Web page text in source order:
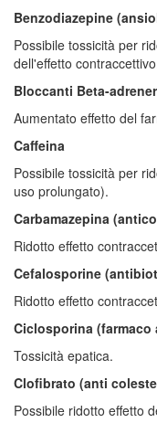
Benzodiazepine
Possibile tossicità per
dell'effetto
Bloccanti Beta-
Aumentato effetto del
Caffeina
Possibile tossicità per
uso prolungato).
Carbamazepina
Ridotto effetto
Cefalosporine
Ridotto effetto
Ciclosporina (farmaco
Tossicità epatica.
Clofibrato (anti
Possibile ridotto effetto